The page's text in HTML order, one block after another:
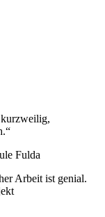
Fulda
Arbeit ist genial.